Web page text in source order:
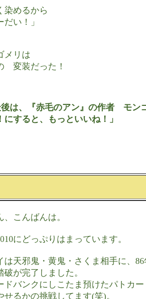
染めるから
い！」
メリは
　変装だった！
は、『赤毛のアン』の作者　モン
にすると、もっといいね！」
こんばんは。
にどっぷりはまっています。
天邪鬼・黄鬼・さくま相手に、
破が完了しました。
バンクにしこたま預けたパトカー
せるかの挑戦してます(笑)。